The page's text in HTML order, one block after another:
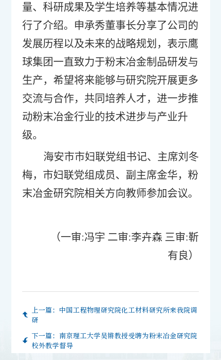
量、科研成果及学生培养等基本情况进
行了介绍。 申承秀董事长分享了公司的
发展历程以及未来的战略规划 ， 表示鹰
球集团一直致力于粉末冶金制品研发与
生产，希望将来能够与研究院开展更多
交流与合作， 共同培养人才， 进一步推
动粉末冶金行业的技术进步与产业升
级。
海安市市妇联党组书记、主席刘冬
梅，市妇联党组成员、副主席金华，粉
末冶金研究院相关方向教师参加会议。
（一审:冯宇 二审:李卉森 三审:靳
有良）
上一篇： 中国工程物理研究院化工材料研究所来我院调
研
下一篇： 南京理工大学吴锵教授受聘为粉末冶金研究院
校外教学督导